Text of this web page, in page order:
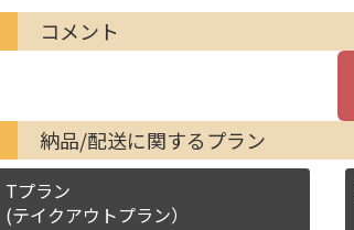
コメント
納品/配送に関するプラン
Tプラン
(テイクアウトプラン）